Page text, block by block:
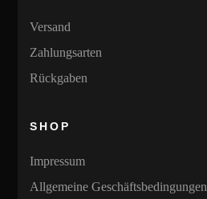
Versand
Zahlungsarten
Rückgaben
SHOP
Impressum
Allgemeine Geschäftsbedingungen